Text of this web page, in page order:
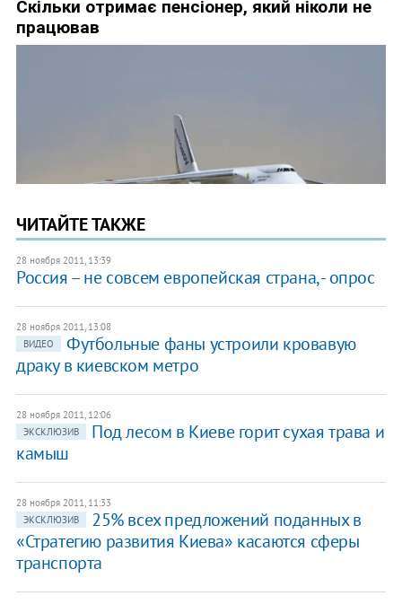
ЧИТАЙТЕ ТАКЖЕ
28 ноября 2011, 13:39
Россия – не совсем европейская страна, - опрос
28 ноября 2011, 13:08
ВИДЕО
Футбольные фаны устроили кровавую
драку в киевском метро
28 ноября 2011, 12:06
ЭКСКЛЮЗИВ
Под лесом в Киеве горит сухая трава и
камыш
28 ноября 2011, 11:33
ЭКСКЛЮЗИВ
​25% всех предложений поданных в
«Стратегию развития Киева» касаются сферы
транспорта